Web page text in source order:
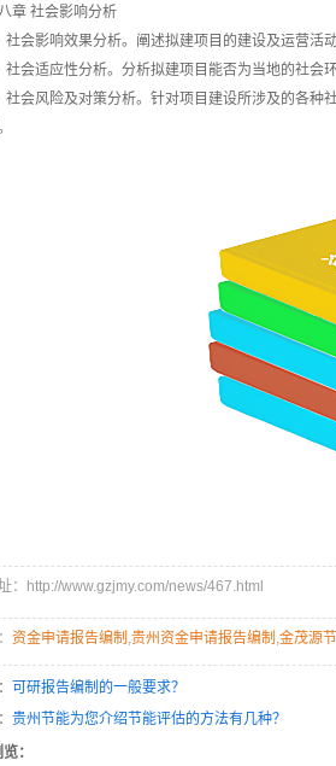
章 社会影响分析
社会影响效果分析。阐述拟建项目的建设及运营活
社会适应性分析。分析拟建项目能否为当地的社会
社会风险及对策分析。针对项目建设所涉及的各种
：http://www.gzjmy.com/news/467.html
资金申请报告编制 ,贵州资金申请报告编制 ,金茂源
可研报告编制的一般要求？
贵州节能为您介绍节能评估的方法有几种？
：